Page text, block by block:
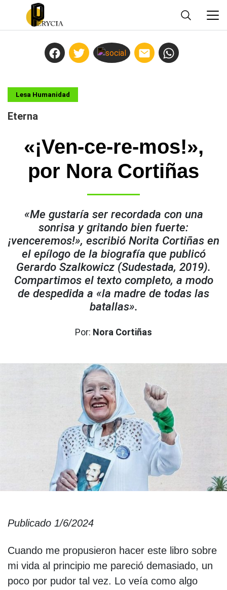
Lesa Humanidad
Eterna
«¡Ven-ce-re-mos!»,
por Nora Cortiñas
«Me gustaría ser recordada con una
sonrisa y gritando bien fuerte:
¡venceremos!», escribió Norita Cortiñas en
el epílogo de la biografía que publicó
Gerardo Szalkowicz (Sudestada, 2019).
Compartimos el texto completo, a modo
de despedida a «la madre de todas las
batallas».
Por: Nora Cortiñas
Publicado 1/6/2024
Cuando me propusieron hacer este libro sobre
mi vida al principio me pareció demasiado, un
poco por pudor tal vez. Lo veía como algo